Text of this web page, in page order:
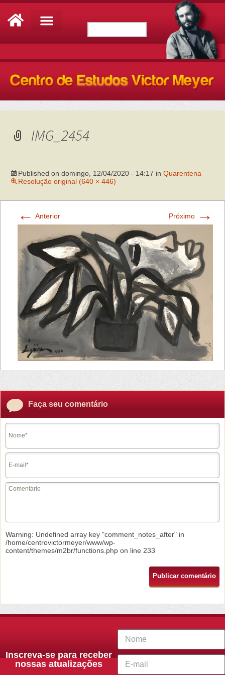
IMG_2454
Published on domingo, 12/04/2020 - 14:17 in Quarentena
Resolução original (640 × 446)
← Anterior Próximo →
Faça seu comentário
Warning: Undefined array key "comment_notes_after" in
/home/centrovictormeyer/www/wp-
content/themes/m2br/functions.php on line 233
Inscreva-se para receber
nossas atualizações